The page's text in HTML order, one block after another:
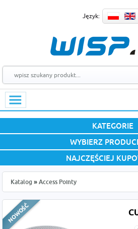
Język:
KATEGORIE
WYBIERZ
NAJCZĘŚCIEJ
Katalog » Access Pointy